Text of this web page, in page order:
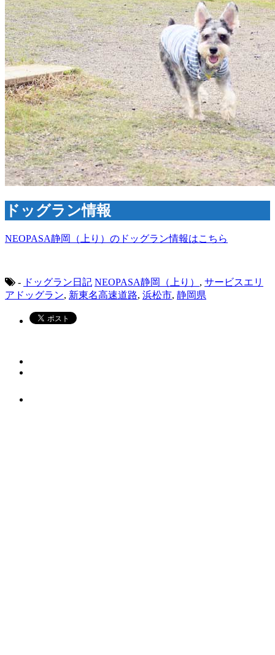
ドッグラン情報
NEOPASA静岡（上り）のドッグラン情報はこちら
- ドッグラン日記 NEOPASA静岡（上り） , サービスエリ
アドッグラン, 新東名高速道路, 浜松市, 静岡県